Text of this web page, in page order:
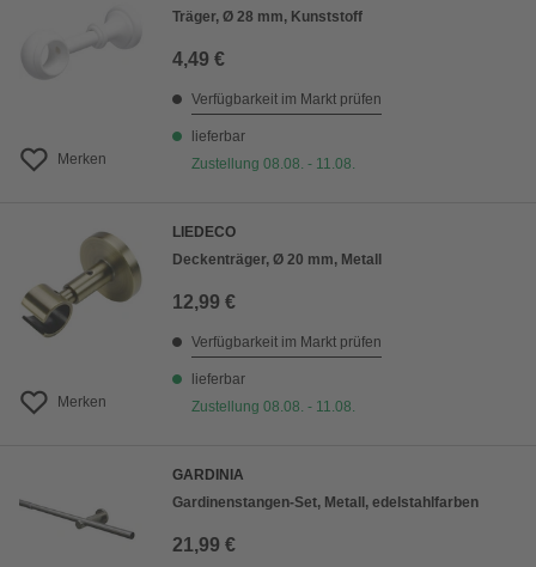
Merken
Träger, Ø 28 mm, Kunststoff
4,49 €
Verfügbarkeit im Markt prüfen
lieferbar
Zustellung 08.08. - 11.08.
Merken
LIEDECO
Deckenträger, Ø 20 mm, Metall
12,99 €
Verfügbarkeit im Markt prüfen
lieferbar
Zustellung 08.08. - 11.08.
GARDINIA
Gardinenstangen-Set, Metall, edelstahlfarben
21,99 €